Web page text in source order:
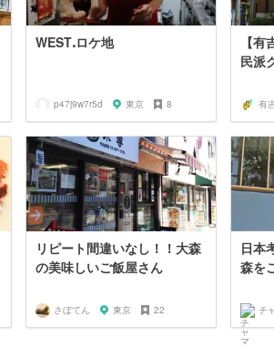
WESTꓸロケ地
p47j9w7r5d 東京 8
【
民派
リピート間違いなし！！大森
の美味しいご飯屋さん
さぼてん 東京 22
日本
森を
チ